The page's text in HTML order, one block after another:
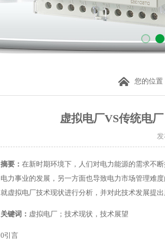
您的位置
虚拟电厂VS传统电
摘要： 在新时期环境下，人们对电力能源的需求不
电力事业的发展，另一方面也导致电力市场管理难
就虚拟电厂技术现状进行分析，并对此技术发展提
关键词： 虚拟电厂；技术现状，技术展望
0引言